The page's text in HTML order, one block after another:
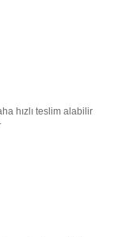
hızlı teslim alabilir